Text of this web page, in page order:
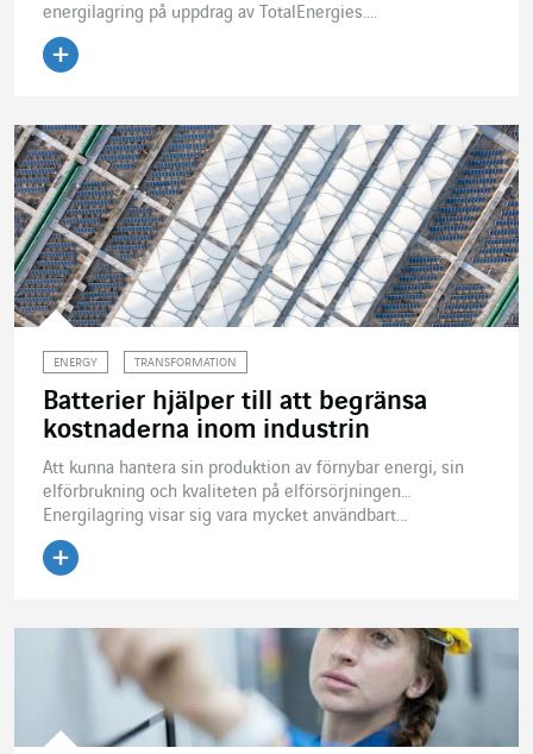
energilagring på uppdrag av TotalEnergies....
ENERGY TRANSFORMATION
Batterier hjälper till att begränsa
kostnaderna inom industrin
Att kunna hantera sin produktion av förnybar energi, sin
elförbrukning och kvaliteten på elförsörjningen…
Energilagring visar sig vara mycket användbart...